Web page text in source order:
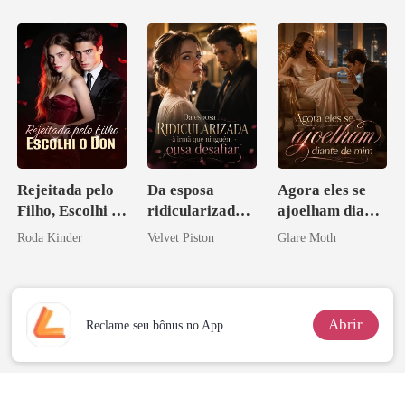
da Híbrida
Rejeitada pelo
Filho, Escolhi o
Don
Roda Kinder
Da esposa
ridicularizada à
irmã que
Velvet Piston
Agora eles se
ajoelham diante
de mim
Glare Moth
Reclame seu bônus no App Abrir